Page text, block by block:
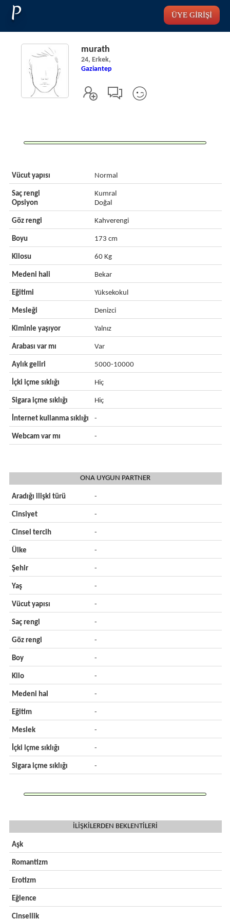
P ÜYE GİRİŞİ
murath
24, Erkek,
Gaziantep
Vücut yapısı Normal
Saç rengi
Opsiyon
Kumral
Doğal
Göz rengi Kahverengi
Boyu 173 cm
Kilosu 60 Kg
Medeni hali Bekar
Eğitimi Yüksekokul
Mesleği Denizci
Kiminle yaşıyor Yalnız
Arabası var mı Var
Aylık geliri 5000-10000
İçki içme sıklığı Hiç
Sigara içme sıklığı Hiç
İnternet kullanma sıklığı -
Webcam var mı -
ONA UYGUN PARTNER
Aradığı ilişki türü -
Cinsiyet -
Cinsel tercih -
Ülke -
Şehir -
Yaş -
Vücut yapısı -
Saç rengi -
Göz rengi -
Boy -
Kilo -
Medeni hal -
Eğitim -
Meslek -
İçki içme sıklığı -
Sigara içme sıklığı -
İLİŞKİLERDEN BEKLENTİLERİ
Aşk
Romantizm
Erotizm
Eğlence
Cinsellik